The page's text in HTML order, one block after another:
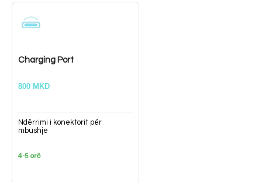
Charging Port
800 MKD
Ndërrimi i konektorit për
mbushje
4-5 orë